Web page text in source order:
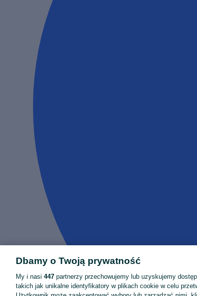
Dbamy o Twoją prywatność
My i nasi 447 partnerzy przechowujemy lub uzyskujemy
takich jak unikalne identyfikatory w plikach cookie w celu